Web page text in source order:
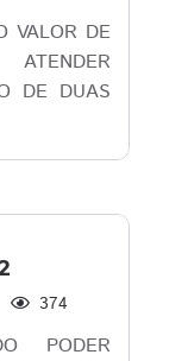
VALOR DE
DE DUAS
374
PODER